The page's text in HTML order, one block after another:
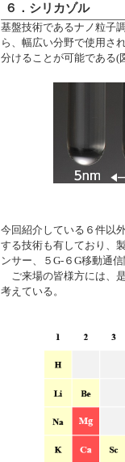
６．シリカゾル
基盤技術であるナノ粒子
ら、幅広い分野で使用さ
分けることが可能である(
今回紹介している６件以
する技術も有しており、
ンサー、５G-６G移動通
ご来場の皆様方には、
考えている。